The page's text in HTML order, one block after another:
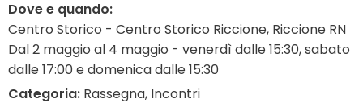
Dove e quando:
Centro Storico - Centro Storico Riccione, Riccione RN
Dal 2 maggio al 4 maggio - venerdì dalle 15:30, sabato
dalle 17:00 e domenica dalle 15:30
Categoria: Rassegna, Incontri